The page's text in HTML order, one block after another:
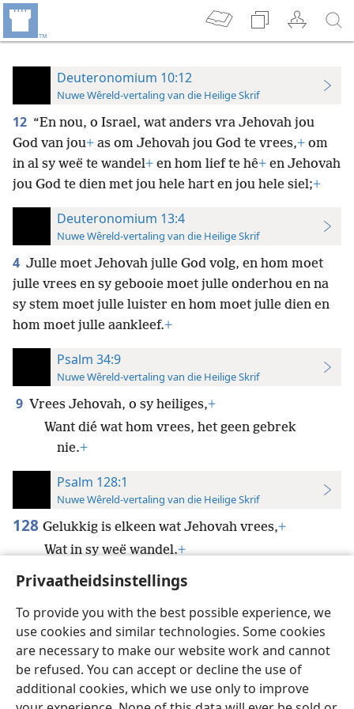
Privaatheidsinstellings
To provide you with the best possible experience, we
use cookies and similar technologies. Some cookies
are necessary to make our website work and cannot
be refused. You can accept or decline the use of
additional cookies, which we use only to improve
Deuteronomium 10:12
Nuwe Wêreld-vertaling van die Heilige Skrif
12 “En nou, o Israel, wat anders vra Jehovah jou
God van jou+ as om Jehovah jou God te vrees,+ om
in al sy weë te wandel+ en hom lief te hê+ en Jehovah
jou God te dien met jou hele hart en jou hele siel;+
Deuteronomium 13:4
Nuwe Wêreld-vertaling van die Heilige Skrif
4 Julle moet Jehovah julle God volg, en hom moet
julle vrees en sy gebooie moet julle onderhou en na
sy stem moet julle luister en hom moet julle dien en
hom moet julle aankleef.+
Psalm 34:9
Nuwe Wêreld-vertaling van die Heilige Skrif
9 Vrees Jehovah, o sy heiliges,+
Want dié wat hom vrees, het geen gebrek
nie.+
Psalm 128:1
Nuwe Wêreld-vertaling van die Heilige Skrif
128 Gelukkig is elkeen wat Jehovah vrees,+
Wat in sy weë wandel.+
Afrikaans Voorkeure
Copyright© 2026 Watch Tower Bible and Tract Society of Pennsylvania
Gebruiksvoorwaardes Privaatheidsbeleid
Privaatheidsinstellings
Meld aan